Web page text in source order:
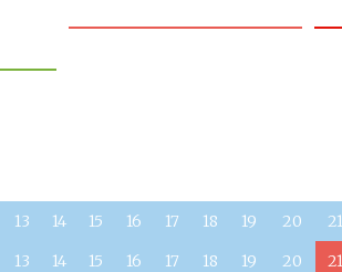
13 14 15 16 17 18 19 20 21
13 14 15 16 17 18 19 20 21